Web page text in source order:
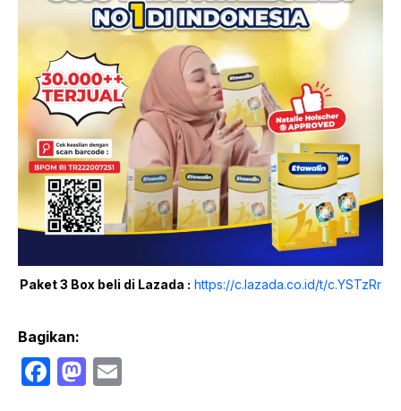
Paket 3 Box beli di Lazada : https://c.lazada.co.id/t/c.YSTzRr
Bagikan:
F
M